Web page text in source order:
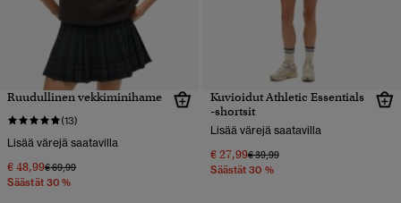
Ruudullinen vekkiminihame
(13)
Lisää värejä saatavilla
€ 48,99Hinta alennettu hinnasta
€ 69,99hintaan
Säästät 30 %
Kuvioidut Athletic Essentials
-shortsit
Lisää värejä saatavilla
€ 27,99Hinta alennettu hinnasta
€ 39,99hintaan
Säästät 30 %